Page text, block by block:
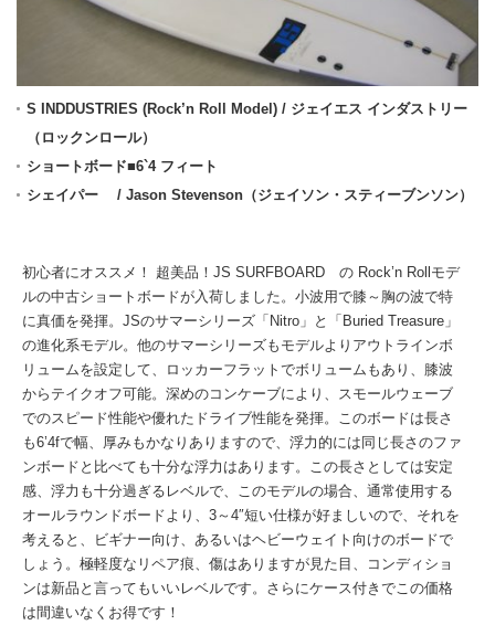
S INDDUSTRIES (Rock’n Roll Model) / ジェイエス インダストリー
（ロックンロール）
ショートボード■6`4 フィート
シェイパー / Jason Stevenson（ジェイソン・スティーブンソン）
初心者にオススメ！ 超美品！JS SURFBOARD の Rock’n Rollモデ
ルの中古ショートボードが入荷しました。小波用で膝～胸の波で特
に真価を発揮。JSのサマーシリーズ「Nitro」と「Buried Treasure」
の進化系モデル。他のサマーシリーズもモデルよりアウトラインボ
リュームを設定して、ロッカーフラットでボリュームもあり、膝波
からテイクオフ可能。深めのコンケーブにより、スモールウェーブ
でのスピード性能や優れたドライブ性能を発揮。このボードは長さ
も6’4fで幅、厚みもかなりありますので、浮力的には同じ長さのファ
ンボードと比べても十分な浮力はあります。この長さとしては安定
感、浮力も十分過ぎるレベルで、このモデルの場合、通常使用する
オールラウンドボードより、3～4″短い仕様が好ましいので、それを
考えると、ビギナー向け、あるいはヘビーウェイト向けのボードで
しょう。極軽度なリペア痕、傷はありますが見た目、コンディショ
ンは新品と言ってもいいレベルです。さらにケース付きでこの価格
は間違いなくお得です！